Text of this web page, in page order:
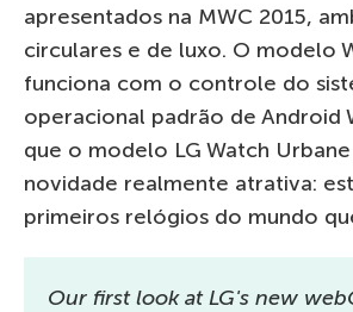
apresentados na MWC 2015,
circulares e de luxo. O modelo
funciona com o controle do
operacional padrão de Android
que o modelo LG Watch
novidade realmente atrativa:
primeiros relógios do mundo
Our first look at LG's new